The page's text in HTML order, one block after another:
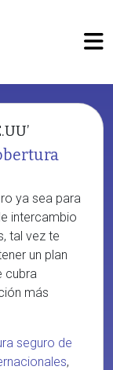
ya sea para
intercambio
tal vez te
un plan
cubra
más
seguro de
,